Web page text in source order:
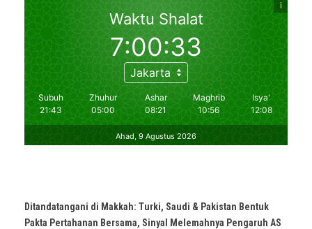
Ditandatangani di Makkah: Turki, Saudi & Pakistan Bentuk
Pakta Pertahanan Bersama, Sinyal Melemahnya Pengaruh AS